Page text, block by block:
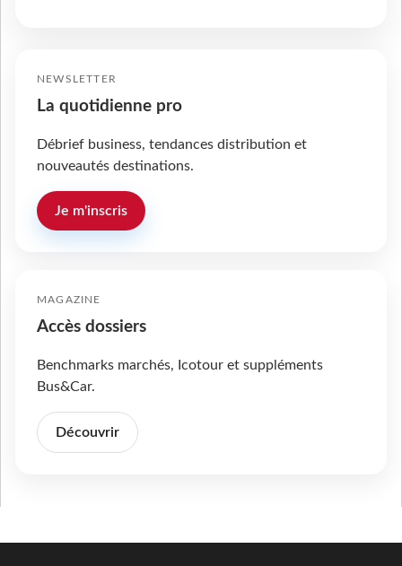
NEWSLETTER
La quotidienne pro
Débrief business, tendances distribution et
nouveautés destinations.
Je m'inscris
MAGAZINE
Accès dossiers
Benchmarks marchés, Icotour et suppléments
Bus&Car.
Découvrir